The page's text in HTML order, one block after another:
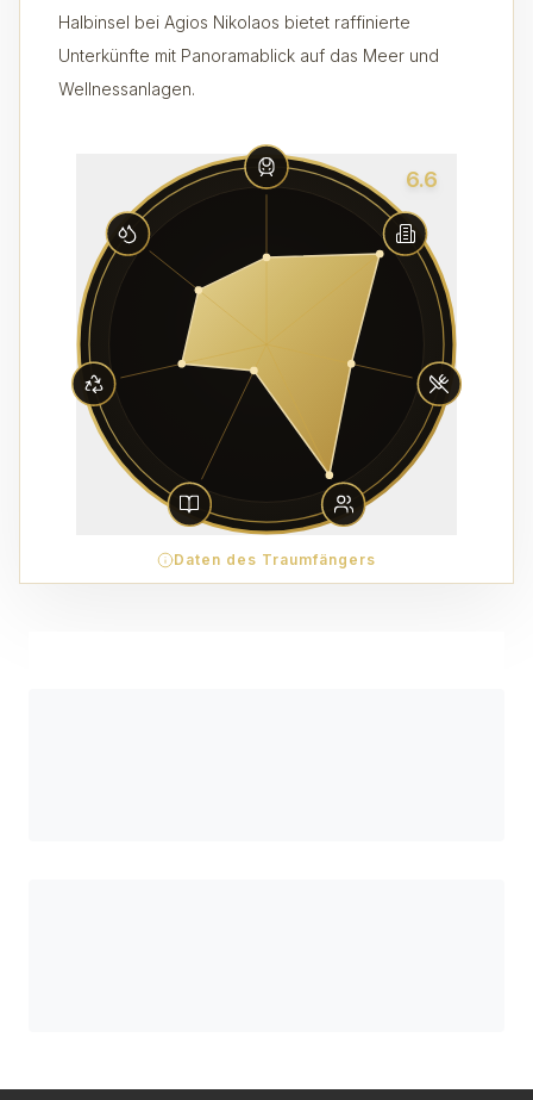
Halbinsel bei Agios Nikolaos bietet raffinierte
Unterkünfte mit Panoramablick auf das Meer und
Wellnessanlagen.
6.6
Daten des Traumfängers